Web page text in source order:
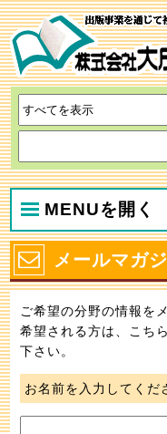
MENUを開く
メールマガ
ご希望の分野の情報を
希望される方は、こち
下さい。
お名前を入力してくだ